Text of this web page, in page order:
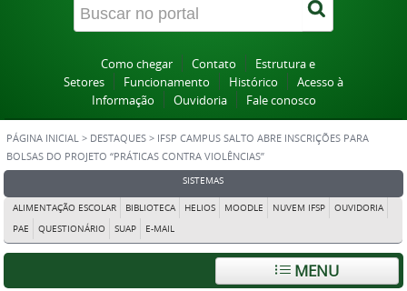
Como chegar Contato
Estrutura e
Setores
Funcionamento Histórico
Acesso à
Informação
Ouvidoria Fale conosco
PÁGINA INICIAL > DESTAQUES > IFSP CAMPUS SALTO ABRE INSCRIÇÕES PARA
BOLSAS DO PROJETO “PRÁTICAS CONTRA VIOLÊNCIAS”
SISTEMAS
ALIMENTAÇÃO ESCOLAR BIBLIOTECA HELIOS MOODLE NUVEM IFSP
OUVIDORIA
PAE
QUESTIONÁRIO SUAP E-MAIL
MENU